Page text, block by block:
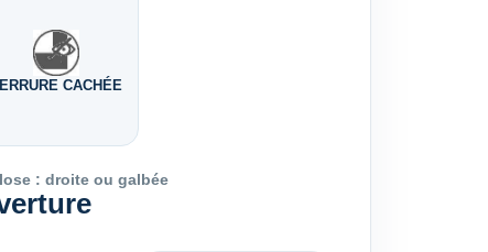
CACHÉE
: droite ou galbée